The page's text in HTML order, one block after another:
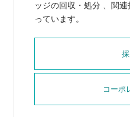
ッジの回収・処分 、関
っています。
コーポ